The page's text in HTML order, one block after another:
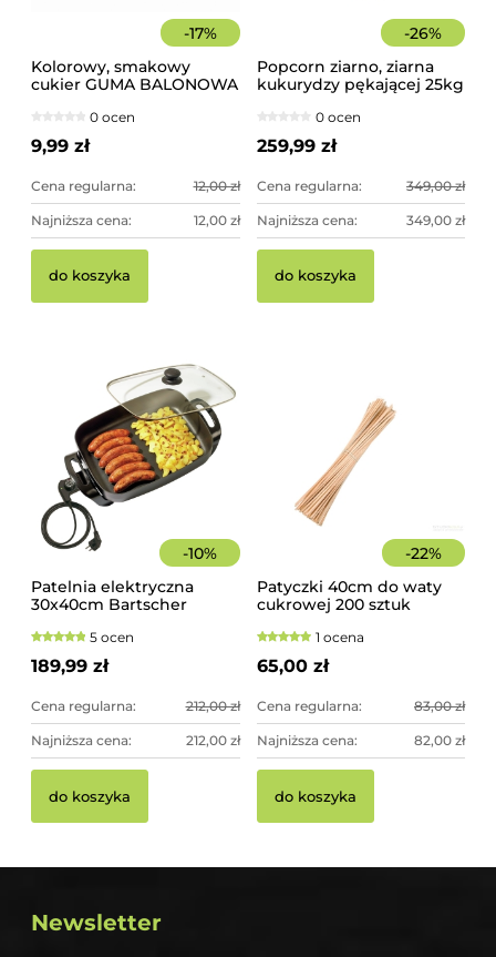
-17%
Kolorowy, smakowy
cukier GUMA BALONOWA
0 ocen
9,99 zł
Cena regularna: 12,00 zł
Najniższa cena: 12,00 zł
do koszyka
-26%
Popcorn ziarno, ziarna
kukurydzy pękającej 25kg
0 ocen
259,99 zł
Cena regularna: 349,00 zł
Najniższa cena: 349,00 zł
do koszyka
-10%
Patelnia elektryczna
30x40cm Bartscher
5 ocen
189,99 zł
Cena regularna: 212,00 zł
Najniższa cena: 212,00 zł
do koszyka
-22%
Patyczki 40cm do waty
cukrowej 200 sztuk
1 ocena
65,00 zł
Cena regularna: 83,00 zł
Najniższa cena: 82,00 zł
do koszyka
Newsletter